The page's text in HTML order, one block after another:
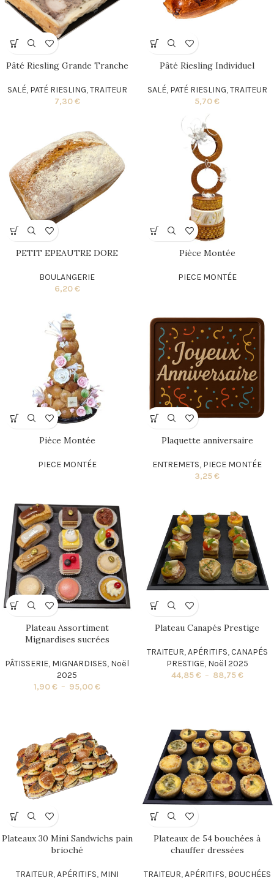
Pâté Riesling Grande Tranche
SALÉ, PATÉ RIESLING,TRAITEUR
7,30€
Pâté Riesling Individuel
SALÉ, PATÉ RIESLING,TRAITEUR
5,70€
PETIT EPEAUTRE DORE
BOULANGERIE
6,20€
Pièce Montée
PIECE MONTÉE
Pièce Montée
PIECE MONTÉE
Plaquette anniversaire
ENTREMETS, PIECE MONTÉE
3,25€
Plateau Assortiment
Mignardises sucrées
PÂTISSERIE, MIGNARDISES, Noël
2025
1,90€ – 95,00€
Plateau Canapés Prestige
TRAITEUR,APÉRITIFS,CANAPÉS
PRESTIGE, Noël 2025
44,85€ – 88,75€
Plateaux 30 Mini Sandwichs pain
brioché
TRAITEUR,APÉRITIFS, MINI
Plateaux de 54 bouchées à
chauffer dressées
TRAITEUR,APÉRITIFS, BOUCHÉES